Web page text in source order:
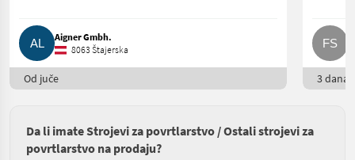
Aigner Gmbh.
8063 Štajerska
Od juče 3 dana
Da li imate Strojevi za povrtlarstvo / Ostali strojevi za
povrtlarstvo na prodaju?